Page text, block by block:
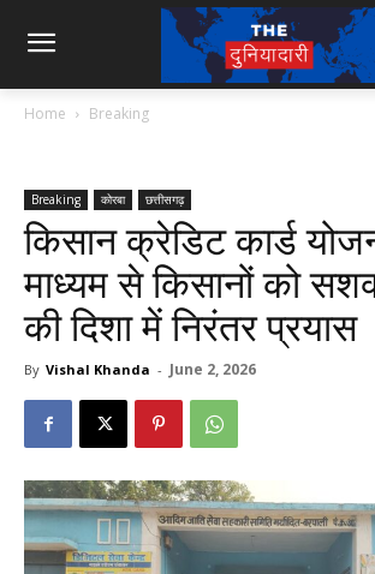
Home Breaking
Breaking कोरबा छत्तीसगढ़
किसान क्रेडिट कार्ड
माध्यम से किसानों को
की दिशा में निरंतर प्रयास
By Vishal Khanda - June 2, 2026